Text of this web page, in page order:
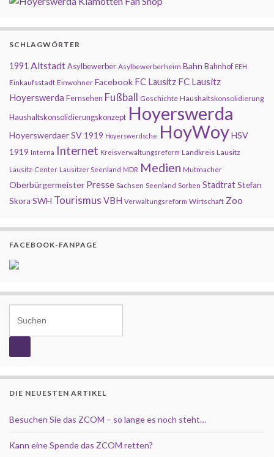
SCHLAGWÖRTER
1991 AltstadtAsylbewerber Asylbewerberheim Bahn Bahnhof EEH
Einkaufsstadt Einwohner Facebook FC Lausitz FC Lausitz
Hoyerswerda Fernsehen Fußball Geschichte Haushaltskonsolidierung
Haushaltskonsolidierungskonzept Hoyerswerda
Hoyerswerdaer SV 1919 Hoyerswerdsche HoyWoyHSV
1919 Interna Internet Kreisverwaltungsreform Landkreis Lausitz
Lausitz-Center Lausitzer Seenland MDR Medien Mutmacher
Oberbürgermeister Presse Sachsen Seenland Sorben StadtratStefan
Skora SWH Tourismus VBH Verwaltungsreform Wirtschaft Zoo
FACEBOOK-FANPAGE
DIE NEUESTEN ARTIKEL
Besuchen Sie das ZCOM – so lange es noch steht…
Kann eine Spende das ZCOM retten?